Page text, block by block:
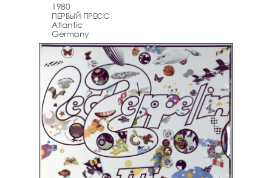
1980
ПЕРВЫЙ ПРЕСС
Atlantic
Germany